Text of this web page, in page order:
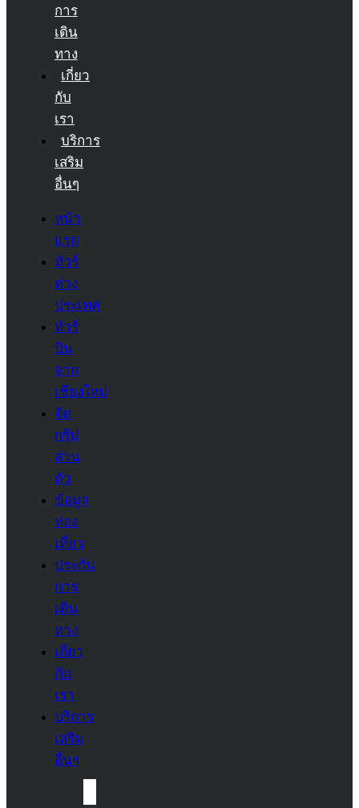
การ
เดิน
ทาง
เกี่ยว
กับ
เรา
บริการ
เสริม
อื่นๆ
หน้า
แรก
ทัวร์
ต่าง
ประเทศ
ทัวร์
บิน
จาก
เชียงใหม่
จัด
กรุ๊ป
ส่วน
ตัว
ข้อมูล
ท่อง
เที่ยว
ประกัน
การ
เดิน
ทาง
เกี่ยว
กับ
เรา
บริการ
เสริม
อื่นๆ